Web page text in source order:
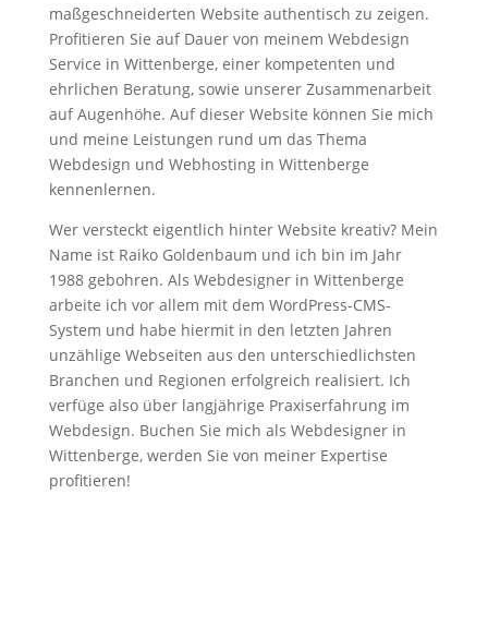
maßgeschneiderten Website authentisch zu zeigen.
Profitieren Sie auf Dauer von meinem Webdesign
Service in Wittenberge, einer kompetenten und
ehrlichen Beratung, sowie unserer Zusammenarbeit
auf Augenhöhe. Auf dieser Website können Sie mich
und meine Leistungen rund um das Thema
Webdesign und Webhosting in Wittenberge
kennenlernen.
Wer versteckt eigentlich hinter Website kreativ? Mein
Name ist Raiko Goldenbaum und ich bin im Jahr
1988 gebohren. Als Webdesigner in Wittenberge
arbeite ich vor allem mit dem WordPress-CMS-
System und habe hiermit in den letzten Jahren
unzählige Webseiten aus den unterschiedlichsten
Branchen und Regionen erfolgreich realisiert. Ich
verfüge also über langjährige Praxiserfahrung im
Webdesign. Buchen Sie mich als Webdesigner in
Wittenberge, werden Sie von meiner Expertise
profitieren!